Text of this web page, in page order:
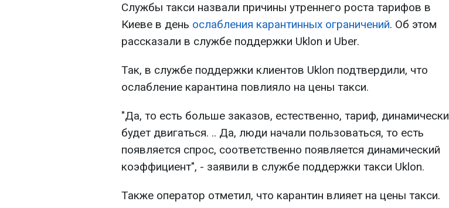
Службы такси назвали причины утреннего роста тарифов в
Киеве в день ослабления карантинных ограничений. Об этом
рассказали в службе поддержки Uklon и Uber.
Так, в службе поддержки клиентов Uklon подтвердили, что
ослабление карантина повлияло на цены такси.
"Да, то есть больше заказов, естественно, тариф, динамически
будет двигаться. .. Да, люди начали пользоваться, то есть
появляется спрос, соответственно появляется динамический
коэффициент", - заявили в службе поддержки такси Uklon.
Также оператор отметил, что карантин влияет на цены такси.